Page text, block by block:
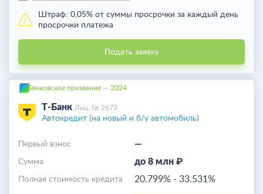
Штраф: 0,05% от суммы просрочки за каждый день
просрочки платежа
Подать заявку
Банковское призвание — 2024
Т-Банк Лиц. № 2673
Автокредит (на новый и б/у автомобиль)
—
Первый взнос
до 8 млн ₽
Cумма
20.799% - 33.531%
Полная стоимость кредита